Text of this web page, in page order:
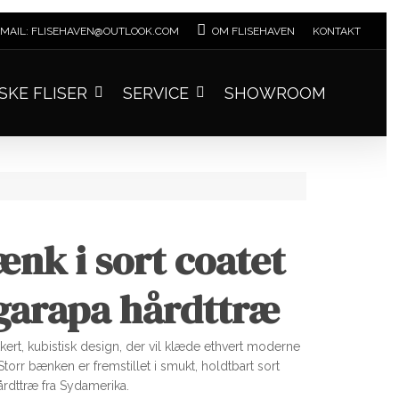
MAIL: FLISEHAVEN@OUTLOOK.COM OM FLISEHAVEN KONTAKT
FLISER SERVICE SHOWROOM
i sort coatet
hårdttræ
kubistisk design, der vil klæde ethvert moderne
bænken er fremstillet i smukt, holdtbart sort
fra Sydamerika.